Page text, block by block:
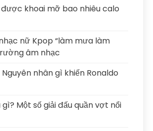
khoai mỡ bao nhiêu calo
nữ Kpop “làm mưa làm
âm nhạc
nhân gì khiến Ronaldo
Một số giải đấu quần vợt nổi